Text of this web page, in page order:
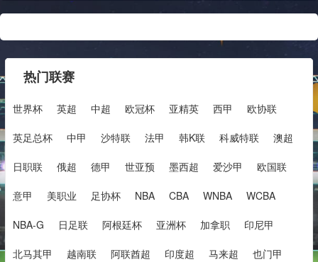
热门联赛
世界杯 英超 中超 欧冠杯 亚精英 西甲 欧协联
英足总杯 中甲 沙特联 法甲 韩K联 科威特联 澳超
日职联 俄超 德甲 世亚预 墨西超 爱沙甲 欧国联
意甲 美职业 足协杯 NBA CBA WNBA WCBA
NBA-G 日足联 阿根廷杯 亚洲杯 加拿职 印尼甲
北马其甲 越南联 阿联酋超 印度超 马来超 也门甲